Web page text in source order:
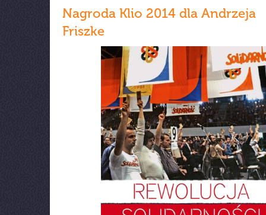
Nagroda Klio 2014 dla Andrzeja
Friszke